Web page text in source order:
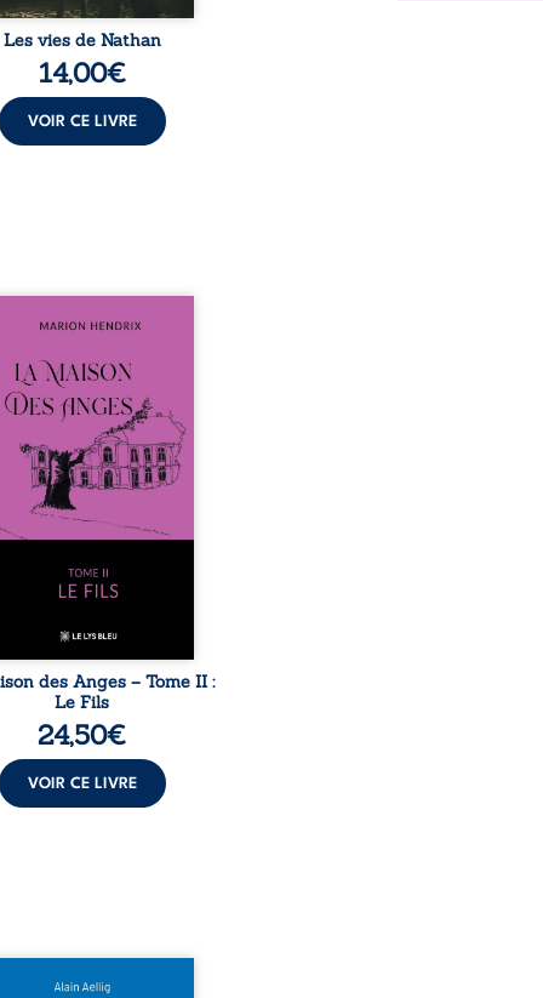
Les vies de Nathan
14,00€
VOIR CE LIVRE
sommes en 1979, soit 15
Anatole-Eustache.
devra affronter non
un inconnu qui rôde
du domaine et dont
le fidèle majordome,
les visites, le passé
d’Anatole-
la malédiction
mais aussi la toute-
de Gauthier. Mais
dompter cet enfant
avant qu’il ...
des Anges – Tome II :
Le Fils
24,50€
VOIR CE LIVRE
le naufrage n’avait pas